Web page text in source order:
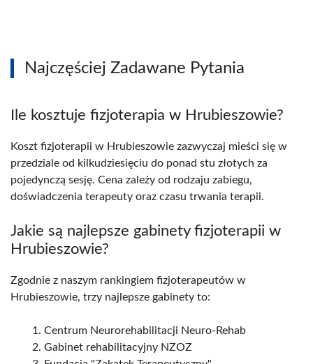
Najczęściej Zadawane Pytania
Ile kosztuje fizjoterapia w Hrubieszowie?
Koszt fizjoterapii w Hrubieszowie zazwyczaj mieści się w
przedziale od kilkudziesięciu do ponad stu złotych za
pojedynczą sesję. Cena zależy od rodzaju zabiegu,
doświadczenia terapeuty oraz czasu trwania terapii.
Jakie są najlepsze gabinety fizjoterapii w
Hrubieszowie?
Zgodnie z naszym rankingiem fizjoterapeutów w
Hrubieszowie, trzy najlepsze gabinety to:
Centrum Neurorehabilitacji Neuro-Rehab
Gabinet rehabilitacyjny NZOZ